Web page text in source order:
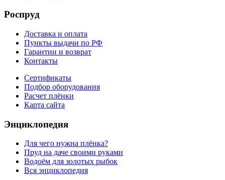
Роспруд
Доставка и оплата
Пункты выдачи по РФ
Гарантии и возврат
Контакты
Сертификаты
Подбор оборудования
Расчет плёнки
Карта сайта
Энциклопедия
Для чего нужна плёнка?
Пруд на даче своими руками
Водоём для золотых рыбок
Вся энциклопедия